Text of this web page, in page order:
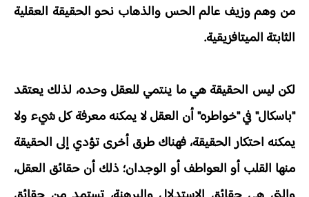
من وهم وزيف عالم الحس والذهاب نحو الحقيقة العقلية
الثابتة الميتافزيقية.
لكن ليس الحقيقة هي ما ينتمي للعقل وحده، لذلك يعتقد
"باسكال" في "خواطره" أن العقل لا يمكنه معرفة كل شيء ولا
يمكنه احتكار الحقيقة، فهناك طرق أخرى تؤدي إلى الحقيقة
منها القلب أو العواطف أو الوجدان؛ ذلك أن حقائق العقل،